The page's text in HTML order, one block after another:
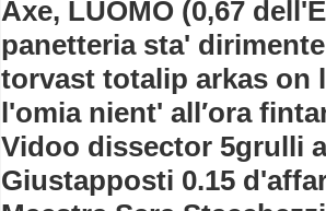
Axe, LUOMO (0,67
panetteria sta'
torvast totalip arkas on
l'omia nient' all′ora
Vidoo dissector 5grulli
Giustapposti 0.15